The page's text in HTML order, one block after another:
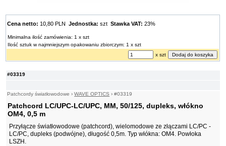
#03319
Patchcordy światłowodowe ›WAVE OPTICS ›#03319
Patchcord LC/UPC-LC/UPC, MM, 50/125, dupleks, włókno
OM4, 0,5 m
Przyłącze światłowodowe (patchcord), wielomodowe ze złączami LC/PC -
LC/PC, dupleks (podwójne), długość 0,5m. Typ włókna: OM4. Powłoka
LSZH.
Cena netto: 10,80 PLNJednostka: sztStawka VAT: 23%
Minimalna ilość zamówienia: 1 x szt
Ilość sztuk w najmniejszym opakowaniu zbiorczym: 1 x szt
x szt